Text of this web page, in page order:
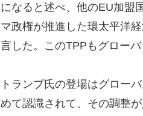
になると述べ、他のEU加盟
マ政権が推進した環太平洋
言した。このTPPもグロー
トランプ氏の登場はグロー
めて認識されて、その調整